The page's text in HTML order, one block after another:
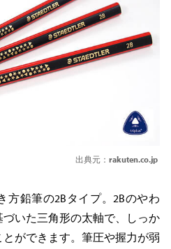
出典元： rakuten.co.jp
方鉛筆の2Bタイプ。2Bのやわ
いた三角形の太軸で、しっか
ができます。筆圧や握力が弱